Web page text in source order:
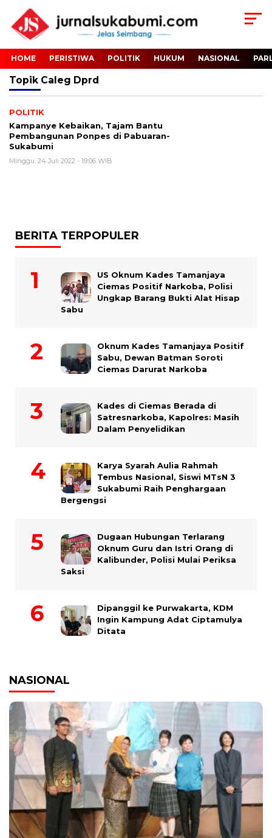
HOME PERISTIWA POLITIK HUKUM NASIONAL
Topik Caleg Dprd
POLITIK
Kampanye Kebaikan, Tajam Bantu
Pembangunan Ponpes di Pabuaran-
Sukabumi
Minggu, 24 Juli 2022 - 19:06 WIB
BERITA TERPOPULER
US Oknum Kades Tamanjaya
Ciemas Positif Narkoba, Polisi
Ungkap Barang Bukti Alat Hisap
Sabu
Oknum Kades Tamanjaya Positif
Sabu, Dewan Batman Soroti
Ciemas Darurat Narkoba
Kades di Ciemas Berada di
Satresnarkoba, Kapolres: Masih
Dalam Penyelidikan
Karya Syarah Aulia Rahmah
Tembus Nasional, Siswi MTsN 3
Sukabumi Raih Penghargaan
Bergengsi
Dugaan Hubungan Terlarang
Oknum Guru dan Istri Orang di
Kalibunder, Polisi Mulai Periksa
Saksi
Dipanggil ke Purwakarta, KDM
Ingin Kampung Adat Ciptamulya
Ditata
NASIONAL